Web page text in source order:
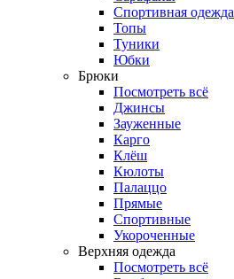
Спортивная одежда
Топы
Туники
Юбки
Брюки
Посмотреть всё
Джинсы
Зауженные
Карго
Клёш
Кюлоты
Палаццо
Прямые
Спортивные
Укороченные
Верхняя одежда
Посмотреть всё